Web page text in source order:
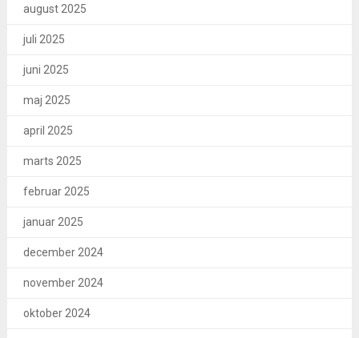
august 2025
juli 2025
juni 2025
maj 2025
april 2025
marts 2025
februar 2025
januar 2025
december 2024
november 2024
oktober 2024